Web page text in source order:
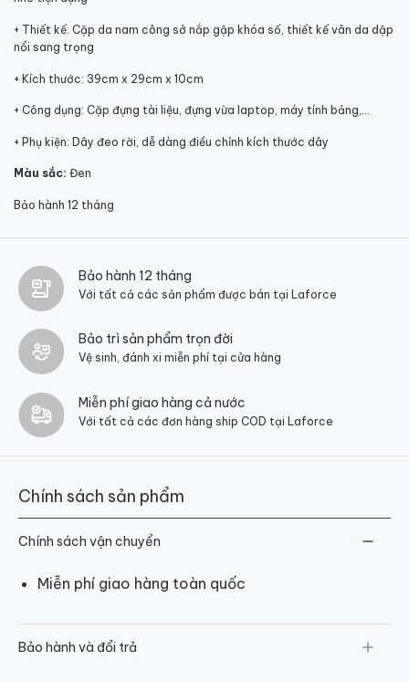
+ Thiết kế: Cặp da nam công sở nắp gập khóa số, thiết kế vân da dập
nổi sang trọng
+ Kích thước: 39cm x 29cm x 10cm
+ Công dụng: Cặp đựng tài liệu, đựng vừa laptop, máy tính bảng,…
+ Phụ kiện: Dây đeo rời, dễ dàng điều chỉnh kích thước dây
Màu sắc: Đen
Bảo hành 12 tháng
Bảo hành 12 tháng
Với tất cả các sản phẩm được bán tại Laforce
Bảo trì sản phẩm trọn đời
Vệ sinh, đánh xi miễn phí tại cửa hàng
Miễn phí giao hàng cả nước
Với tất cả các đơn hàng ship COD tại Laforce
Chính sách sản phẩm
Chính sách vận chuyển
Miễn phí giao hàng toàn quốc
Bảo hành và đổi trả